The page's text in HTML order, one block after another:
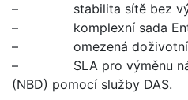
– stabilita sítě bez
– komplexní sada
– omezená doživotní
– SLA pro výměnu
(NBD) pomocí služby DAS.